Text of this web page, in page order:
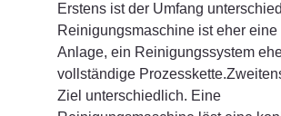
Erstens ist der Umfang
Reinigungsmaschine ist eher
Anlage, ein Reinigungssystem
vollständige
Ziel unterschiedlich. Eine